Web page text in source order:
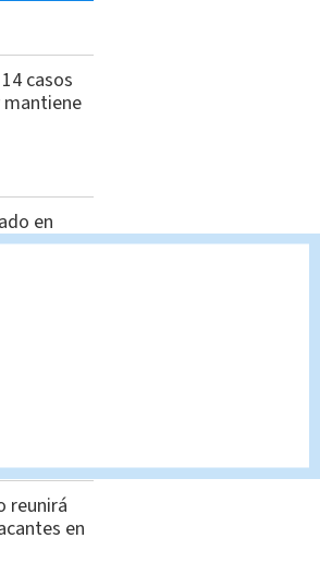
casos
mantiene
en
años;
Tipo
reunirá
en